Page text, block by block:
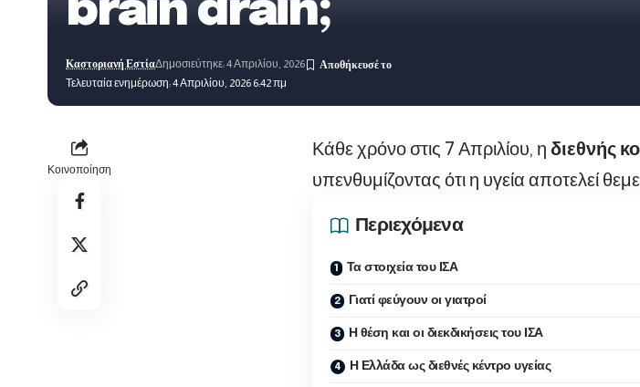
brain drain;
Τελευταία ενημέρωση: 4 Απριλίου, 2026 6:42 πμ
Καστοριανή ΕστίαΔημοσιεύτηκε: 4 Απριλίου, 2026
Κοινοποίηση
Κάθε χρόνο στις 7 Απριλίου, η διεθνής
υπενθυμίζοντας ότι η υγεία αποτελεί
Περιεχόμενα
Τα στοιχεία του ΙΣΑ
Γιατί φεύγουν οι γιατροί
Η θέση και οι διεκδικήσεις του ΙΣΑ
Η Ελλάδα ως διεθνές κέντρο υγείας